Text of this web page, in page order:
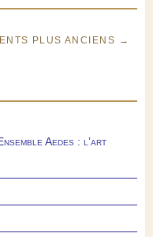
PLUS ANCIENS →
Aedes : l’art